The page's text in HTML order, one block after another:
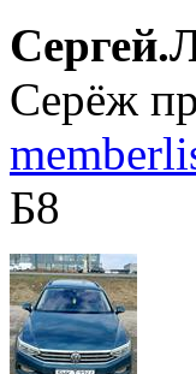
Серёж
Б8